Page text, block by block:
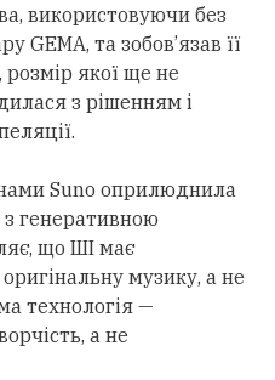
використовуючи без
GEMA, та зобов’язав її
якої ще не
з рішенням і
Suno оприлюднила
генеративною
що ШІ має
музику, а не
технологія —
а не